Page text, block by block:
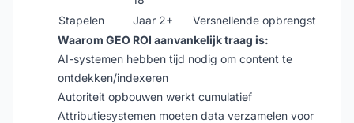
Stapelen Jaar 2+
Versnellende opbrengst
Waarom GEO ROI aanvankelijk traag is:
AI-systemen hebben tijd nodig om content te
ontdekken/indexeren
Autoriteit opbouwen werkt cumulatief
Attributiesystemen moeten data verzamelen voor